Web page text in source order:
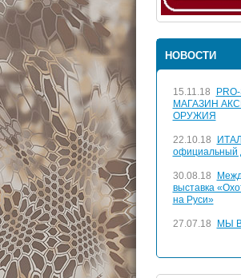
НОВОСТИ
15.11.18
МАГАЗИН
ОРУЖИЯ
22.10.18
официальный
30.08.18
выставка
на Руси»
27.07.18 МЫ В